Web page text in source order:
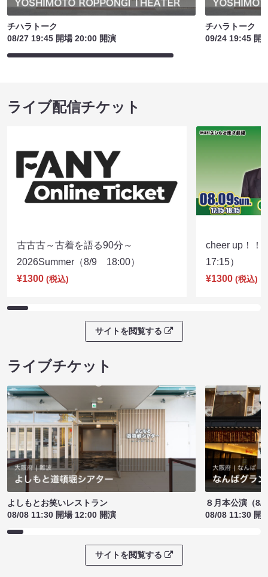
チハラトーク
08/27 19:45 開場 20:00 開演
チハラトーク
09/24 19:45 開
ライブ配信チケット
古古古～古着を語る90分～
2026Summer（8/9 18:00）
¥1300 (税込)
cheer up！
17:15）
¥1300 (税込)
サイトを閲覧する
ライブチケット
よしもとお笑いレストラン
08/08 11:30 開場 12:00 開演
８月本公演（8/
08/08 11:30 開
サイトを閲覧する